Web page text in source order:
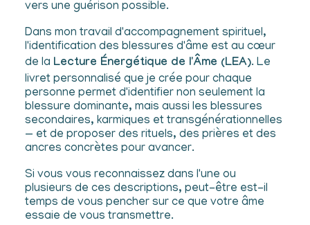
vers une guérison possible.
Dans mon travail d'accompagnement spirituel,
l'identification des blessures d'âme est au cœur
de la Lecture Énergétique de l'Âme (LEA). Le
livret personnalisé que je crée pour chaque
personne permet d'identifier non seulement la
blessure dominante, mais aussi les blessures
secondaires, karmiques et transgénérationnelles
— et de proposer des rituels, des prières et des
ancres concrètes pour avancer.
Si vous vous reconnaissez dans l'une ou
plusieurs de ces descriptions, peut-être est-il
temps de vous pencher sur ce que votre âme
essaie de vous transmettre.